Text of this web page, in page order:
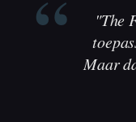
"The
Maar